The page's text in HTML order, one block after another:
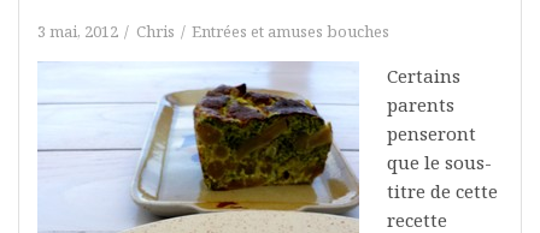
3 mai, 2012 Chris Entrées et amuses bouches
Certains
parents
penseront
que le sous-
titre de cette
recette